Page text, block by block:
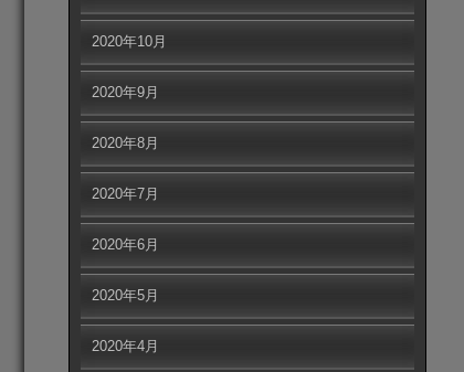
2020年10月
2020年9月
2020年8月
2020年7月
2020年6月
2020年5月
2020年4月